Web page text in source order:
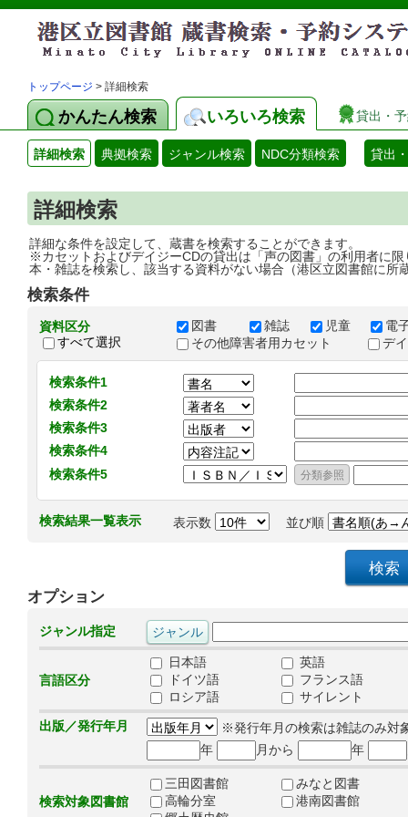
トップページ > 詳細検索
かんたん検索 いろいろ検索 貸出・
詳細検索 典拠検索 ジャンル検索 NDC分類検索 貸出
詳細検索
詳細な条件を設定して、蔵書を検索することができます。
※カセットおよびデイジーCDの貸出は「声の図書」の利用者に限
本・雑誌を検索し、該当する資料がない場合（港区立図書館に所
検索条件
資料区分
すべて選択
図書 雑誌 児童
電
その他障害者用カセット
デ
検索条件1
検索条件2
検索条件3
検索条件4
検索条件5
検索結果一覧表示 表示数 並び順
オプション
ジャンル指定
言語区分
日本語
英語
ドイツ語
フランス語
ロシア語
サイレント
出版／発行年月
※発行年月の検索は雑誌のみ対
年
月から 年
検索対象図書館
三田図書館
みなと図書
高輪分室
港南図書館